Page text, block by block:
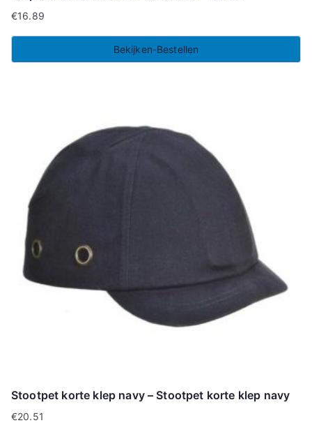
€16.89
Bekijken-Bestellen
Stootpet korte klep navy – Stootpet korte klep navy
€20.51